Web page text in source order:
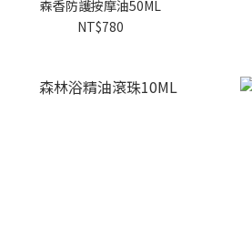
森香防護按摩油50ML
NT$780